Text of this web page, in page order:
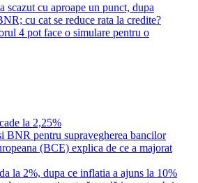
cu aproape un punct, dupa
cu cat se reduce rata la credite?
4 pot face o simulare pentru o
la 2,25%
BNR pentru supravegherea bancilor
(BCE) explica de ce a majorat
la 2%, dupa ce inflatia a ajuns la 10%